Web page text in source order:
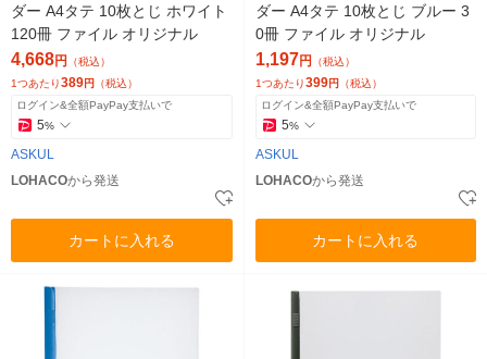
ダー A4タテ 10枚とじ ホワイト
120冊 ファイル オリジナル
4,668円 （税込）
1つあたり389円 （税込）
ログイン&全額PayPay支払いで
5%
ASKUL
LOHACOから発送
カートに入れる
ダー A4タテ 10枚とじ ブルー 3
0冊 ファイル オリジナル
1,197円 （税込）
1つあたり399円 （税込）
ログイン&全額PayPay支払いで
5%
ASKUL
LOHACOから発送
カートに入れる